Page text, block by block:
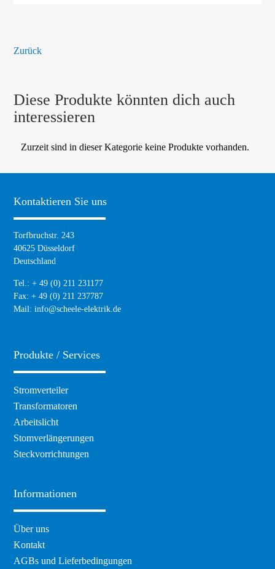
Zurück
Diese Produkte könnten dich auch
interessieren
Zurzeit sind in dieser Kategorie keine Produkte vorhanden.
Kontaktieren Sie uns
Torfbruchstr. 243
40625 Düsseldorf
Deutschland
Tel.: + 49 (0) 211 231177
Fax: + 49 (0) 211 237787
Mail:info@scheele-elektrik.de
Produkte / Services
Navigation
überspringen
Stromverteiler
Transformatoren
Arbeitslicht
Stomverlängerungen
Steckvorrichtungen
Informationen
Navigation
überspringen
Über uns
Kontakt
AGBs und Lieferbedingungen